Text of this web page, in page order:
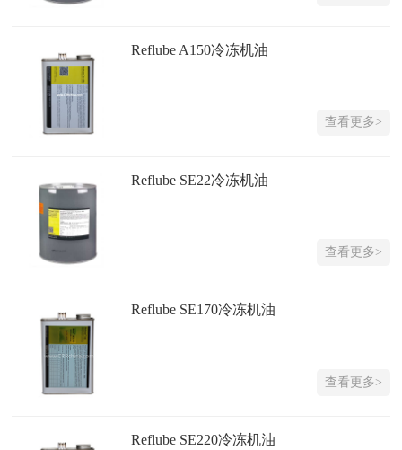
Reflube A150冷冻机油
查看更多>
Reflube SE22冷冻机油
查看更多>
Reflube SE170冷冻机油
查看更多>
Reflube SE220冷冻机油